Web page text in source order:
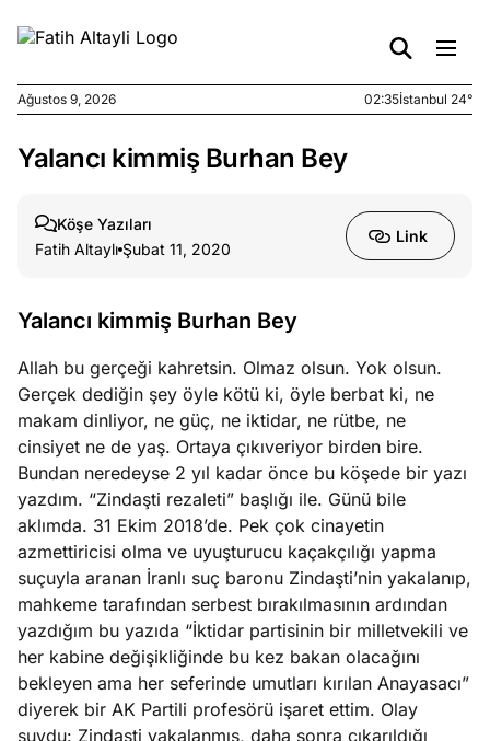
Ağustos
kirli
6, 2026
yasalar
Ağustos
5, 2026
stok
caiz
Köşe
Yazıları
Spor
Yazıları
Yazıları
Ağustos 9, 2026 02:35İstanbul 24°
Yalancı kimmiş Burhan Bey
Köşe Yazıları
Fatih Altaylı Şubat 11, 2020
Link
Yalancı kimmiş Burhan Bey
Allah bu gerçeği kahretsin. Olmaz olsun. Yok olsun.
Gerçek dediğin şey öyle kötü ki, öyle berbat ki, ne
makam dinliyor, ne güç, ne iktidar, ne rütbe, ne
cinsiyet ne de yaş. Ortaya çıkıveriyor birden bire.
Bundan neredeyse 2 yıl kadar önce bu köşede bir yazı
yazdım. “Zindaşti rezaleti” başlığı ile. Günü bile
aklımda. 31 Ekim 2018’de. Pek çok cinayetin
azmettiricisi olma ve uyuşturucu kaçakçılığı yapma
suçuyla aranan İranlı suç baronu Zindaşti’nin yakalanıp,
mahkeme tarafından serbest bırakılmasının ardından
yazdığım bu yazıda “İktidar partisinin bir milletvekili ve
her kabine değişikliğinde bu kez bakan olacağını
bekleyen ama her seferinde umutları kırılan Anayasacı”
diyerek bir AK Partili profesörü işaret ettim. Olay
şuydu: Zindaşti yakalanmış, daha sonra çıkarıldığı